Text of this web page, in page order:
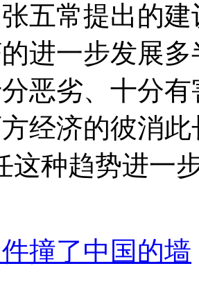
五常提出的
进一步发展
恶劣、十分
经济的彼消
这种趋势进一
撞了中国的墙